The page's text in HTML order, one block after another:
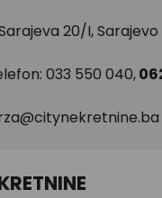
20/I, Sarajevo
033 550 040,